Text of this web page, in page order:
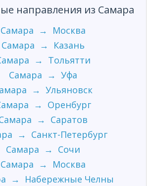
направления из Самара
Самара → Москва
Самара → Казань
→ Тольятти
Самара → Уфа
→ Ульяновск
→ Оренбург
→ Саратов
→ Санкт-Петербург
Самара → Сочи
Самара → Москва
→ Набережные Челны